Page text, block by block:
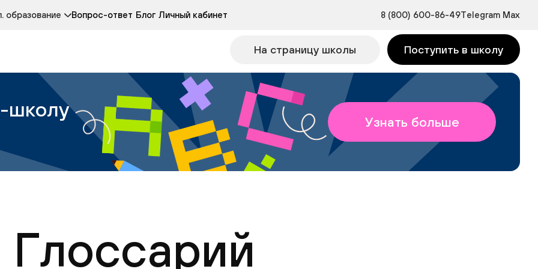
образование
по чтению
Вопрос-ответ Блог Личный кабинет 8 (800) 600-86-49Telegram Max
На страницу школы Поступить в школу
школу
Узнать больше
Глоссарий